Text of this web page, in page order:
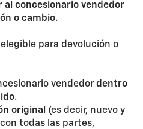
concesionario vendedor
o cambio.
para devolución o
vendedordentro
.
original
(es decir, nuevo y
todas las partes,